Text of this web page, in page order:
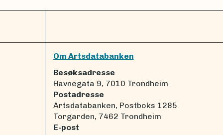
Om Artsdatabanken
Besøksadresse
Havnegata 9, 7010 Trondheim
Postadresse
Artsdatabanken, Postboks 1285
Torgarden, 7462 Trondheim
E-post